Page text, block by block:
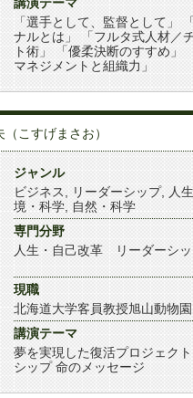
「選手として、監督として」
ナルとは」 「フルタ式人材／
ト術」 「優柔決断のすすめ」
マネジメントと組織力」
こすげまさお）
ジャンル
ビジネス
リーダーシップ, 人
境・科学 自然・科学
専門分野
人生・自己改革 リーダーシ
現職
北海道大学客員教授旭山動物
講演テーマ
夢を実現した復活プロジェク
シップ 命のメッセージ